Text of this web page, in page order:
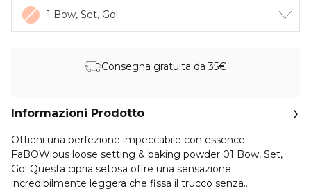
1 Bow, Set, Go!
Consegna gratuita da 35€
Informazioni Prodotto
Ottieni una perfezione impeccabile con essence
FaBOWlous loose setting & baking powder 01 Bow, Set,
Go! Questa cipria setosa offre una sensazione
incredibilmente leggera che fissa il trucco senza